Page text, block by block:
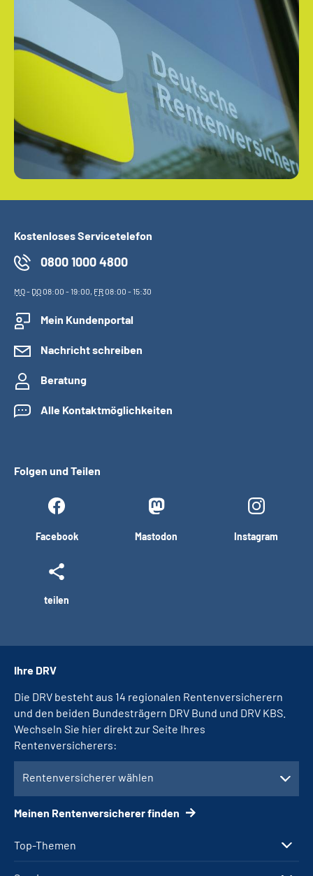
Kostenloses Servicetelefon
0800 1000 4800
MO- DO08:00 - 19:00, FR08:00 - 15:30
Mein Kundenportal
Nachricht schreiben
Beratung
Alle Kontaktmöglichkeiten
Folgen und Teilen
Facebook Mastodon Instagram
teilen
Top-Themen
Ihre DRV
Die DRV besteht aus 14 regionalen Rentenversicherern
und den beiden Bundesträgern DRV Bund und DRV KBS.
Wechseln Sie hier direkt zur Seite Ihres
Rentenversicherers:
Rentenversicherer wählen
Meinen Rentenversicherer finden